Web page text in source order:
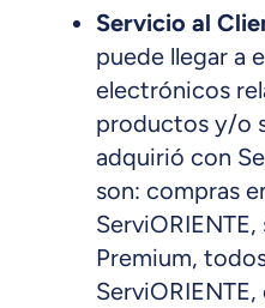
Servicio al
puede llegar a
electrónicos
productos y/o
adquirió con
son: compras
Premium,
ServiORIENTE,